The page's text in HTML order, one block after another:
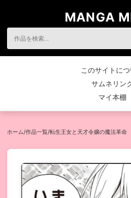
MANGA
このサイトに
サムネリン
マイ本棚
ホーム/作品一覧/転生王女と天才令嬢の魔法革命